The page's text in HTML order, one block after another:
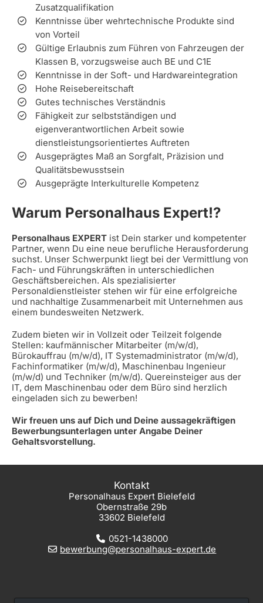
Zusatzqualifikation
Kenntnisse über wehrtechnische Produkte sind
von Vorteil
Gültige Erlaubnis zum Führen von Fahrzeugen der
Klassen B, vorzugsweise auch BE und C1E
Kenntnisse in der Soft- und Hardwareintegration
Hohe Reisebereitschaft
Gutes technisches Verständnis
Fähigkeit zur selbstständigen und
eigenverantwortlichen Arbeit sowie
dienstleistungsorientiertes Auftreten
Ausgeprägtes Maß an Sorgfalt, Präzision und
Qualitätsbewusstsein
Ausgeprägte Interkulturelle Kompetenz
Warum Personalhaus Expert!?
Personalhaus EXPERT ist Dein starker und kompetenter
Partner, wenn Du eine neue berufliche Herausforderung
suchst. Unser Schwerpunkt liegt bei der Vermittlung von
Fach- und Führungskräften in unterschiedlichen
Geschäftsbereichen. Als spezialisierter
Personaldienstleister stehen wir für eine erfolgreiche
und nachhaltige Zusammenarbeit mit Unternehmen aus
einem bundesweiten Netzwerk.
Zudem bieten wir in Vollzeit oder Teilzeit folgende
Stellen: kaufmännischer Mitarbeiter (m/w/d),
Bürokauffrau (m/w/d), IT Systemadministrator (m/w/d),
Fachinformatiker (m/w/d), Maschinenbau Ingenieur
(m/w/d) und Techniker (m/w/d). Quereinsteiger aus der
IT, dem Maschinenbau oder dem Büro sind herzlich
eingeladen sich zu bewerben!
Wir freuen uns auf Dich und Deine aussagekräftigen
Bewerbungsunterlagen unter Angabe Deiner
Gehaltsvorstellung.
Kontakt
Personalhaus Expert Bielefeld
Obernstraße 29b
33602 Bielefeld
0521-1438000
bewerbung@personalhaus-expert.de